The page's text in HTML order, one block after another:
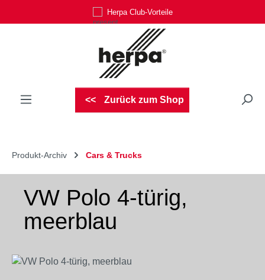
Zum Hauptinhalt springenHerpa Club-Vorteile
Zurück zum Shop
Produkt-Archiv Cars & Trucks
VW Polo 4-türig,
meerblau
Bildergalerie überspringen